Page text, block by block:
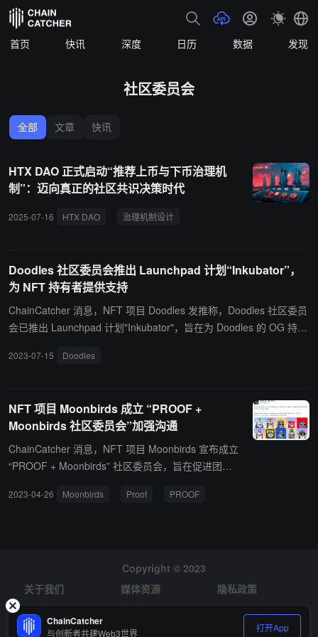
首页 快讯 深度 日历 数据 发现
社区委员会
全部 文章 快讯
HTX DAO 正式启动“推荐上币与下币治理机
制”：迈向真正的社区共识决策时代
2025-07-16 HTX DAO 治理机制设计
Doodles 社区委员会推出 Launchpad 计划“Inkubator”，
为 NFT 持有者提供支持
ChainCatcher 消息，NFT 项目 Doodles 发推称，Doodles 社区委员
会已推出 Launchpad 计划"Inkubator"，旨在为 Doodles 的 OG 持有
bator 的核心是社区资助，这些一次性赠款将提供给 Doodles OG 持
牌影响力。 此外，Inkubator 还引入了"提案请求（RFP）"的概念，
成员可以通过将具体想法变为现实来竞争合同。
2023-07-15 Doodles
NFT 项目 Moonbirds 成立 “PROOF +
Moonbirds 社区委员会”加强沟通
ChainCatcher 消息，NFT 项目 Moonbirds 宣布成立
“PROOF + Moonbirds” 社区委员会，旨在促进团队
来代表 PROOF和 Moonbirds 社区提出需求和愿景，
2023-04-26 Moonbirds Proof PROOF
Copyright © 2023
关于我们
媒体资源
隐私政策
风险提示
招聘
ChainCatcher
与创新者共建Web3世界 打开App